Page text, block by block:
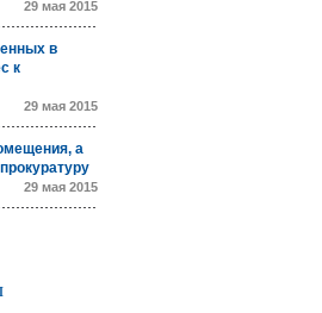
29 мая 2015
в
к
29 мая 2015
а
29 мая 2015